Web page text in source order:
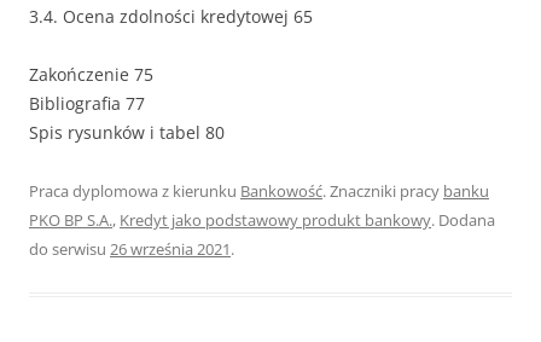
3.4. Ocena zdolności kredytowej 65
Zakończenie 75
Bibliografia 77
Spis rysunków i tabel 80
Praca dyplomowa z kierunku Bankowość. Znaczniki pracy banku
PKO BP S.A., Kredyt jako podstawowy produkt bankowy. Dodana
do serwisu 26 września 2021.